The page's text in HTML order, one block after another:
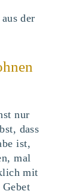
der
nur
dass
ist,
mal
mit